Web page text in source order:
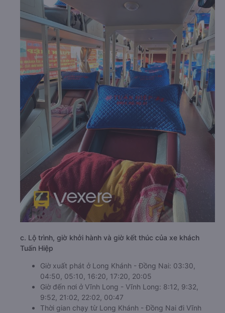
c. Lộ trình, giờ khởi hành và giờ kết thúc của xe khách
Tuấn Hiệp
Giờ xuất phát ở Long Khánh - Đồng Nai: 03:30,
04:50, 05:10, 16:20, 17:20, 20:05
Giờ đến nơi ở Vĩnh Long - Vĩnh Long: 8:12, 9:32,
9:52, 21:02, 22:02, 00:47
Thời gian chạy từ Long Khánh - Đồng Nai đi Vĩnh